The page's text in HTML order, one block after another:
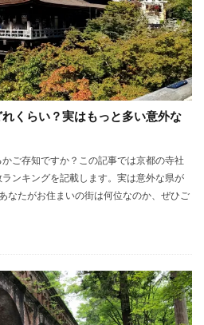
くらい？実はもっと多い意外な
ご存知ですか？この記事では京都の寺社
ンキングを記載します。実は意外な県が
なたがお住まいの街は何位なのか、ぜひご